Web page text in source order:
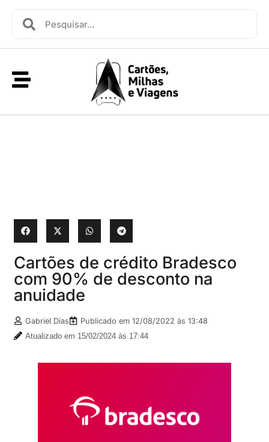
Cartões de crédito Bradesco
com 90% de desconto na
anuidade
Gabriel Dias Publicado em12/08/2022 às 13:48
Atualizado em 15/02/2024 às 17:44